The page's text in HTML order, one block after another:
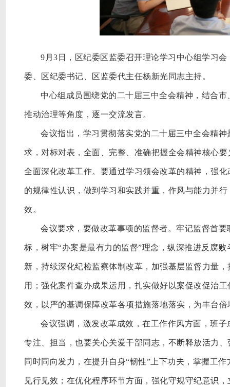
9月3日，区纪委区监委召开理论学习中心组学习
委、区纪委书记、区监委代主任杨新光同志主持。
中心组成员围绕党的二十届三中全会精神，结合
推动治理等角度，逐一交流发言。
会议指出，学习贯彻落实党的二十届三中全会精
求，对标对表，全面、完整、准确把握全会精神核心
全面深化改革工作。要通过学习领会改革的精神，强
的规律性认识，做到学习和实践并重，作风与能力并
效。
会议要求，要做改革事项的监督者。牢记监督首
标，树牢“办案是最有力的监督”理念，纵深推进反腐
新，持续深化纪检监察体制改革，加强基层监督力量
用；强化案件查办成果运用，扎实做好以案促改促治
效，以严的基调保障改革各项措施落地落实，为丰台
会议强调，激发改革成效，在工作作风方面，班
专注、担当，也要关心关爱干部同志，不断释放活力
同时同向发力，在提升自身“韧性”上下功夫，掌握工
见行见效；在优化程序环节方面，强化守规守纪意识